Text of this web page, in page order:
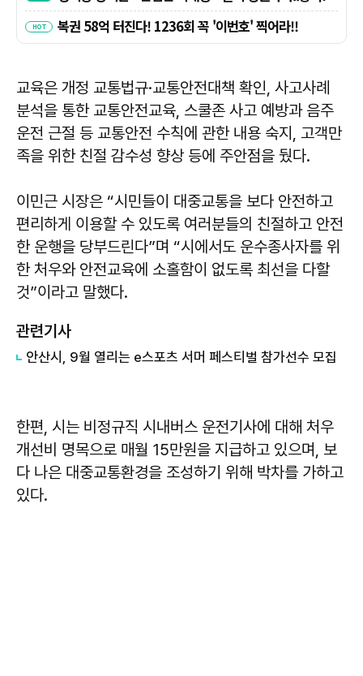
교육은 개정 교통법규·교통안전대책 확인, 사고사례
분석을 통한 교통안전교육, 스쿨존 사고 예방과 음주
운전 근절 등 교통안전 수칙에 관한 내용 숙지, 고객만
족을 위한 친절 감수성 향상 등에 주안점을 뒀다.
이민근 시장은 “시민들이 대중교통을 보다 안전하고
편리하게 이용할 수 있도록 여러분들의 친절하고 안전
한 운행을 당부드린다”며 “시에서도 운수종사자를 위
한 처우와 안전교육에 소홀함이 없도록 최선을 다할
것”이라고 말했다.
관련기사
안산시, 9월 열리는 e스포츠 서머 페스티벌 참가선수 모집
한편, 시는 비정규직 시내버스 운전기사에 대해 처우
개선비 명목으로 매월 15만원을 지급하고 있으며, 보
다 나은 대중교통환경을 조성하기 위해 박차를 가하고
있다.